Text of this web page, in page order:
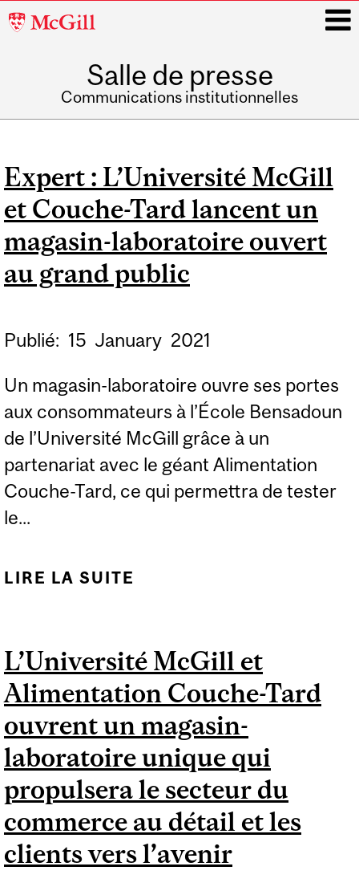
McGill
Salle de presse
Communications institutionnelles
Expert : L’Université McGill
et Couche-Tard lancent un
magasin-laboratoire ouvert
au grand public
Publié: 15 January 2021
Un magasin-laboratoire ouvre ses portes
aux consommateurs à l’École Bensadoun
de l’Université McGill grâce à un
partenariat avec le géant Alimentation
Couche-Tard, ce qui permettra de tester
le...
LIRE LA SUITE
LANCENT UN MAGASIN-
LABORATOIRE OUVERT
AU GRAND PUBLIC
L’Université McGill et
Alimentation Couche-Tard
ouvrent un magasin-
laboratoire unique qui
propulsera le secteur du
commerce au détail et les
clients vers l’avenir